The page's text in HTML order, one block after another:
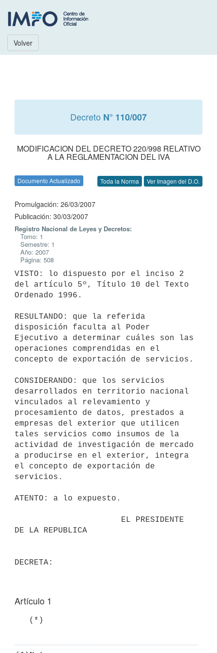
Volver
Decreto N° 110/007
MODIFICACION DEL DECRETO 220/998 RELATIVO
A LA REGLAMENTACION DEL IVA
Documento Actualizado Toda la Norma Ver Imagen del D.O.
Promulgación: 26/03/2007
Publicación: 30/03/2007
Registro Nacional de Leyes y Decretos:
Tomo: 1
Semestre: 1
Año: 2007
Página: 508
VISTO: lo dispuesto por el inciso 2
del artículo 5º, Título 10 del Texto
Ordenado 1996.
RESULTANDO: que la referida
disposición faculta al Poder
Ejecutivo a determinar cuáles son las
operaciones comprendidas en el
concepto de exportación de servicios.
CONSIDERANDO: que los servicios
desarrollados en territorio nacional
vinculados al relevamiento y
procesamiento de datos, prestados a
empresas del exterior que utilicen
tales servicios como insumos de la
actividad de investigación de mercado
a producirse en el exterior, integra
el concepto de exportación de
servicios.
ATENTO: a lo expuesto.
DE LA REPUBLICA
Artículo 1
   (*)